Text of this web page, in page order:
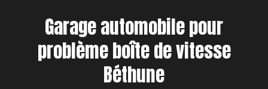
Garage automobile pour
problème boîte de vitesse
Béthune